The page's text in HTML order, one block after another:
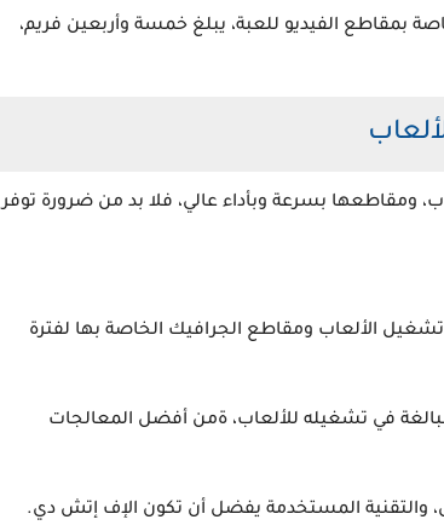
بمقاطع الفيديو للعبة، يبلغ خمسة وأربعين فريم،
بسرعة وبأداء عالي، فلا بد من ضرورة توفر
تشغيل الألعاب ومقاطع الجرافيك الخاصة بها لفترة
في تشغيله للألعاب، ةمن أفضل المعالجات
والتقنية المستخدمة يفضل أن تكون الإف إتش دي.